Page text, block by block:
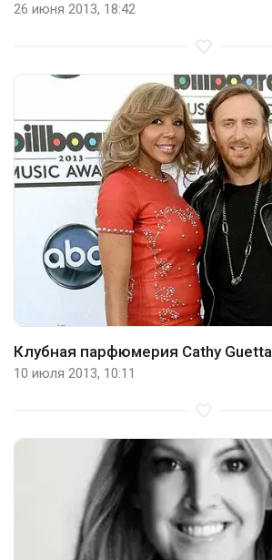
26 июня 2013, 18:42
Клубная парфюмерия Cathy Guetta
10 июля 2013, 10:11